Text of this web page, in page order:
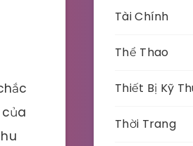
Tài Chính
Thể Thao
Thiết Bị Kỹ
Thời Trang